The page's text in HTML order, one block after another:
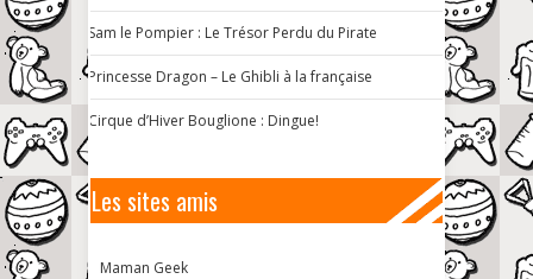
Sam le Pompier : Le Trésor Perdu du Pirate
Princesse Dragon – Le Ghibli à la française
Cirque d’Hiver Bouglione : Dingue!
Les sites amis
Maman Geek